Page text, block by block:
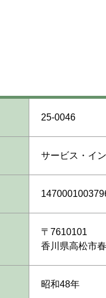
25-0046
サービス・イ
〒7610101
香川県高松市
昭和48年